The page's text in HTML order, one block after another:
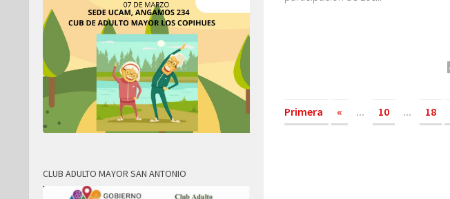
Primera
« ... 10 ... 18
CLUB ADULTO MAYOR SAN ANTONIO